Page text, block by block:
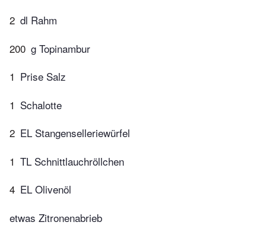
2 dl Rahm
200 g Topinambur
1 Prise Salz
1 Schalotte
2 EL Stangenselleriewürfel
1 TL Schnittlauchröllchen
4 EL Olivenöl
etwas Zitronenabrieb